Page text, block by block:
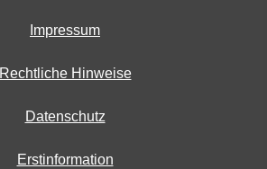
Impressum
Rechtliche Hinweise
Datenschutz
Erstinformation